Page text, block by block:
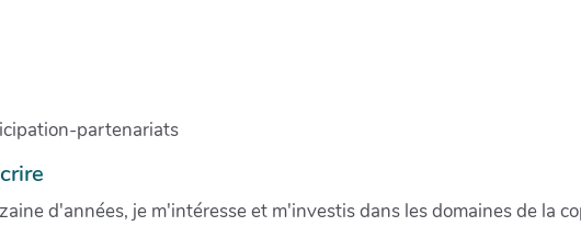
partenariats
d'années, je m'intéresse et m'investis dans les domaines de la